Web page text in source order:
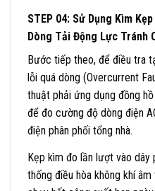
STEP 04: Sử Dụng Kìm
Dòng Tải Động Lực Tránh
Bước tiếp theo, để điều tra
lỗi quá dòng (Overcurrent
thuật phải ứng dụng đồng
để đo cường độ dòng điện
điện phân phối tổng nhà.
Kẹp kìm đo lần lượt vào dây
thống điều hòa không khí